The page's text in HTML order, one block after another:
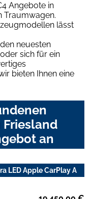
Angebote in
Traumwagen.
lässt
neuesten
sich für ein
bieten Ihnen eine
an
LED Apple CarPlay A